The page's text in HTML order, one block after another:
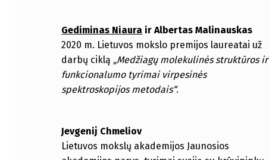
Gediminas Niaura ir Albertas Malinauskas
2020 m. Lietuvos mokslo premijos laureatai už
darbų ciklą „Medžiagų molekulinės struktūros ir
funkcionalumo tyrimai virpesinės
spektroskopijos metodais“.
Jevgenij Chmeliov
Lietuvos mokslų akademijos Jaunosios